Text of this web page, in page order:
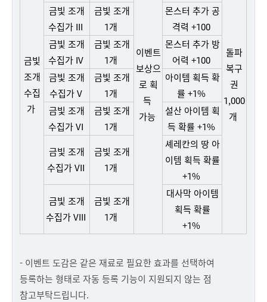
금빛
조개
수집
가
이벤트
보상으
로 획
득
가능
돌파
복구
권
1,000
개
금빛 조개
수집가 III
금빛 조개
1개
몬스터 추가 공
격력 +100
금빛 조개
수집가 IV
금빛 조개
1개
몬스터 추가 방
어력 +100
금빛 조개
수집가 V
금빛 조개
1개
아이템 획득 확
률 +1%
금빛 조개
수집가 VI
금빛 조개
1개
설산 아이템 획
득 확률 +1%
금빛 조개
수집가 VII
금빛 조개
1개
셰레칸의 땅 아
이템 획득 확률
+1%
금빛 조개
수집가 VIII
금빛 조개
1개
대사막 아이템
획득 확률
+1%
- 이벤트 도감은 같은 재료로 필요한 효과를 선택하여
등록하는 형태로 자동 등록 기능이 지원되지 않는 점
참고부탁드립니다.